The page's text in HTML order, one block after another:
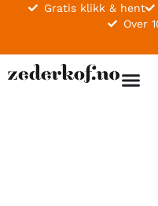
Gratis klikk & hent
Over